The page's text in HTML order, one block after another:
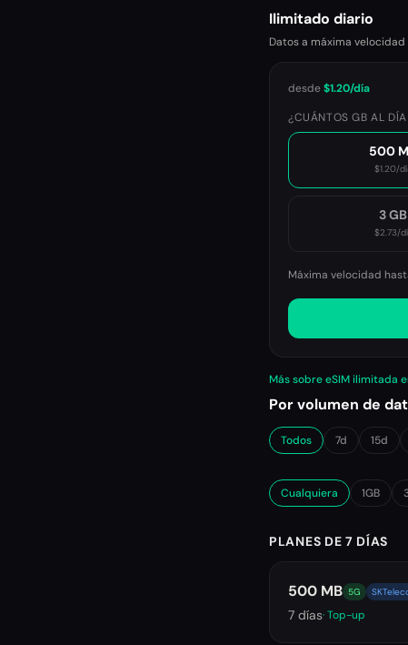
Ilimitado diario
Datos a máxima
desde$1.20/día
¿CUÁNTOS GB AL
500
$1.20/
3 GB
$2.73/
Máxima velocidad
Más sobre eSIM ilimitada
Por volumen de
Todos 7d 15d
Cualquiera 1GB
PLANES DE 7 DÍAS
500 MB 5G
7 días· Top-up